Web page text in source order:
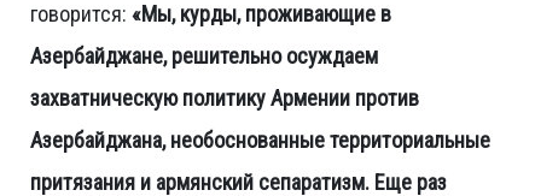
говорится: «Мы, курды, проживающие в
Азербайджане, решительно осуждаем
захватническую политику Армении против
Азербайджана, необоснованные территориальные
притязания и армянский сепаратизм. Еще раз